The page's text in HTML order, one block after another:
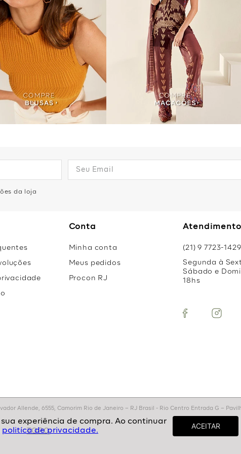
politíca de privacidade.
da loja
Conta
Minha conta
Meus pedidos
Procon RJ
Atendimento
(21) 9 7723-1429
Segunda à
Sábado e
18hs
Allende, 6555, Camorim Rio de Janeiro – RJ Brasil - Rio Centro Entrada G –
TOPO